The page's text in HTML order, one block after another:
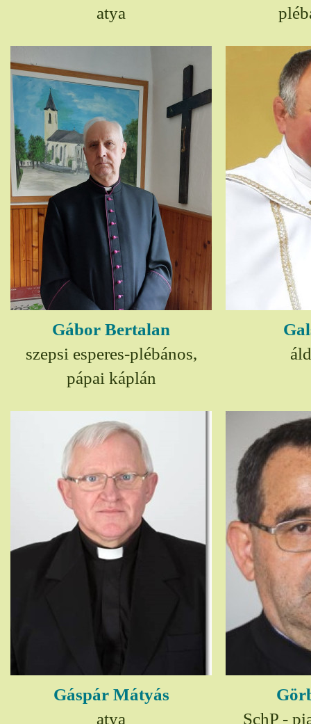
atya
Gábor Bertalan
szepsi esperes-plébános,
pápai káplán
Gáspár Mátyás
atya
SchP -